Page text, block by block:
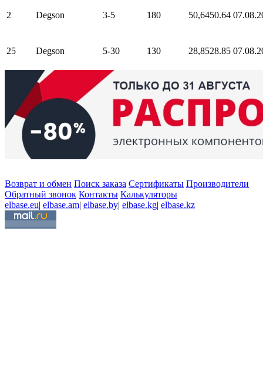
2 Degson 3-5 180 50,6450.64
25 Degson 5-30 130 28,8528.85
Возврат и обмен Поиск заказа Сертификаты Производители
Обратный звонок Контакты Калькуляторы
elbase.eu| elbase.am| elbase.by| elbase.kg| elbase.kz